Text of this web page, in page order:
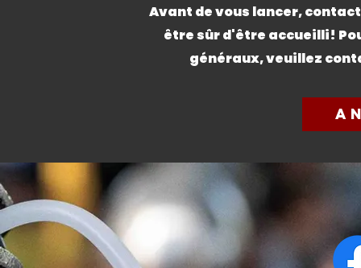
Avant de vous lancer,
être sûr d'être accueilli!
généraux, veuillez